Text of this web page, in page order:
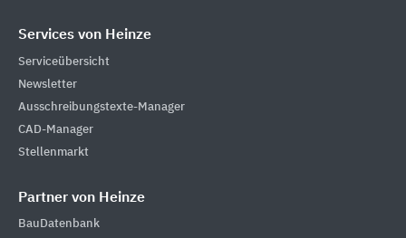
Services von Heinze
Serviceübersicht
Newsletter
Ausschreibungstexte-Manager
CAD-Manager
Stellenmarkt
Partner von Heinze
BauDatenbank